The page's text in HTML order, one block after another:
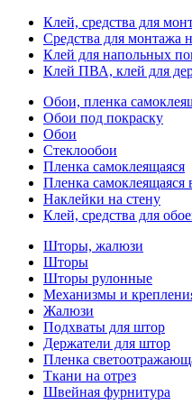
Клей, средства для
Средства для монтажа
Клей для напольных
Клей ПВА, клей для
Обои, пленка
Обои под покраску
Обои
Стеклообои
Пленка самоклеящаяся
Пленка самоклеящаяся
Наклейки на стену
Клей, средства для
Шторы, жалюзи
Шторы
Шторы рулонные
Механизмы и
Жалюзи
Подхваты для штор
Держатели для штор
Пленка
Ткани на отрез
Швейная фурнитура